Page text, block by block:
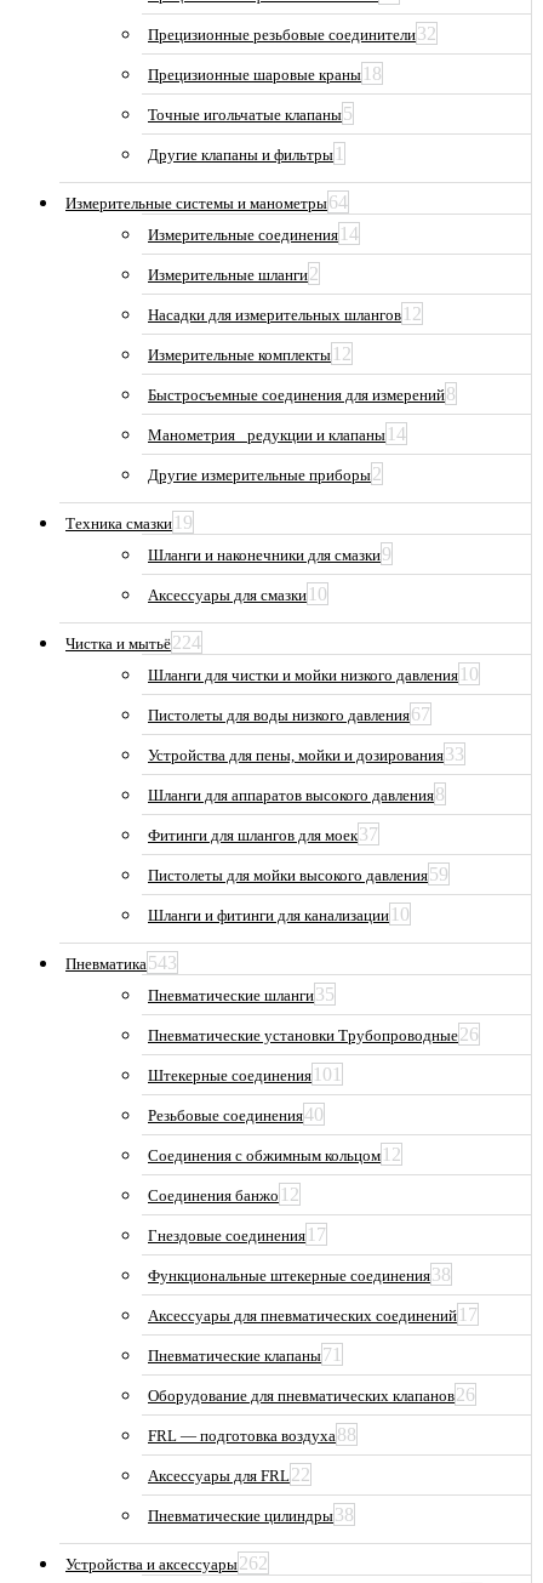
Прецизионные резьбовые соединители32
Прецизионные шаровые краны 18
Точные игольчатые клапаны5
Другие клапаны и фильтры 1
Измерительные системы и манометры64
Измерительные соединения 14
Измерительные шланги2
Насадки для измерительных шлангов 12
Измерительные комплекты 12
Быстросъемные соединения для измерений8
Манометрия_ редукции и клапаны 14
Другие измерительные приборы2
Техника смазки 19
Шланги и наконечники для смазки9
Аксессуары для смазки 10
Чистка и мытьё224
Шланги для чистки и мойки низкого давления 10
Пистолеты для воды низкого давления67
Устройства для пены, мойки и дозирования33
Шланги для аппаратов высокого давления8
Фитинги для шлангов для моек37
Пистолеты для мойки высокого давления59
Шланги и фитинги для канализации 10
Пневматика543
Пневматические шланги35
Пневматические установки Трубопроводные26
Штекерные соединения 101
Резьбовые соединения40
Соединения с обжимным кольцом 12
Соединения банжо 12
Гнездовые соединения 17
Функциональные штекерные соединения38
Аксессуары для пневматических соединений 17
Пневматические клапаны71
Оборудование для пневматических клапанов26
FRL — подготовка воздуха88
Аксессуары для FRL22
Пневматические цилиндры38
Устройства и аксессуары262